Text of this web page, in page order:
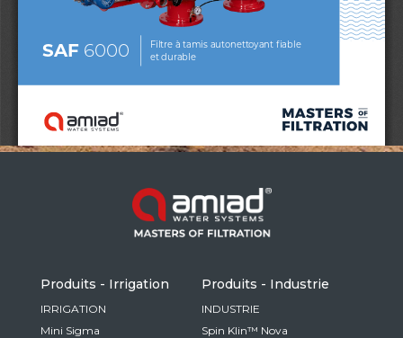
Russia
Russian
France
German
Israel
Hebrew
China
Based on your current location, we recommend
this Amiad website for you
North America- English
Produits - Irrigation
IRRIGATION
Mini Sigma
Produits - Industrie
INDUSTRIE
Spin Klin™ Nova